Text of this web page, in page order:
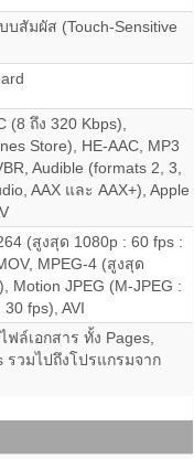
สัมผัส (Touch-Sensitive
(8 ถึง 320 Kbps),
Store), HE-AAC, MP3
Audible (formats 2, 3,
AAX และ AAX+), Apple
(สูงสุด 1080p : 60 fps :
MPEG-4 (สูงสุด
Motion JPEG (M-JPEG :
fps), AVI
ฟล์เอกสาร ทั้ง Pages,
รวมไปถึงโปรแกรมจาก